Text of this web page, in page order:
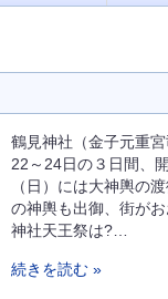
鶴見神社（金子元重
22～24日の３日間、
（日）には大神輿の
の神輿も出御、街が
神社天王祭は?…
続きを読む »